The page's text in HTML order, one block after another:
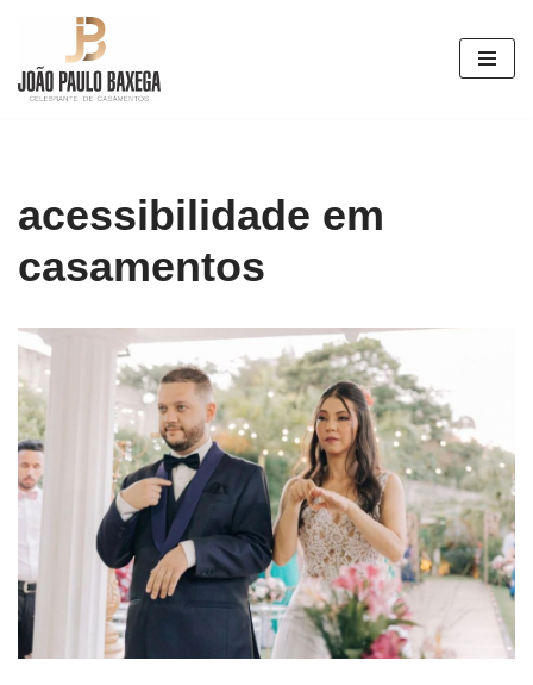
Pular
para
acessibilidade em
casamentos